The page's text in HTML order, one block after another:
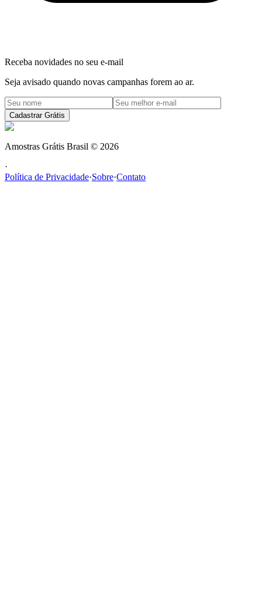
Receba novidades no seu e-mail
Seja avisado quando novas campanhas forem ao ar.
Cadastrar Grátis
Amostras Grátis Brasil © 2026
·
Política de Privacidade·Sobre·Contato